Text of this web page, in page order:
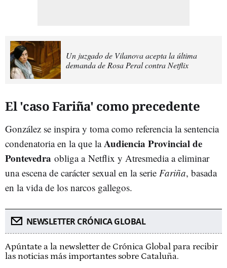
Un juzgado de Vilanova acepta la última
demanda de Rosa Peral contra Netflix
El 'caso Fariña' como precedente
González se inspira y toma como referencia la sentencia
condenatoria en la que laAudiencia Provincial de
Pontevedra obliga a Netflix y Atresmedia a eliminar
una escena de carácter sexual en la serie Fariña, basada
en la vida de los narcos gallegos.
NEWSLETTER CRÓNICA GLOBAL
Apúntate a la newsletter de Crónica Global para recibir
las noticias más importantes sobre Cataluña.